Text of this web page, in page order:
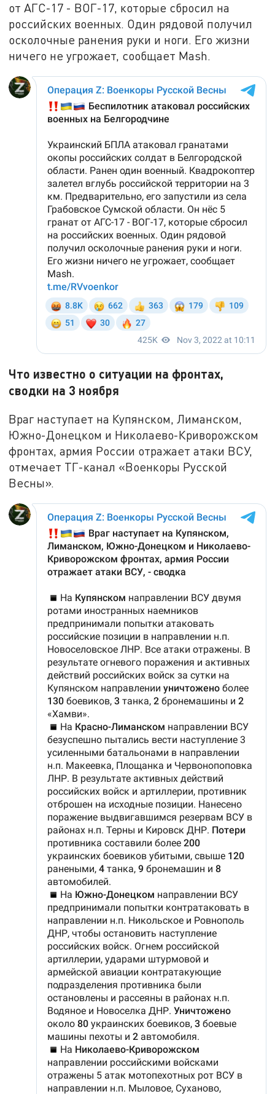
от АГС-17 - ВОГ-17, которые сбросил на
российских военных. Один рядовой получил
осколочные ранения руки и ноги. Его жизни
ничего не угрожает, сообщает Mash.
Что известно о ситуации на фронтах,
сводки на 3 ноября
Враг наступает на Купянском, Лиманском,
Южно-Донецком и Николаево-Криворожском
фронтах, армия России отражает атаки ВСУ,
отмечает ТГ-канал «Военкоры Русской
Весны».